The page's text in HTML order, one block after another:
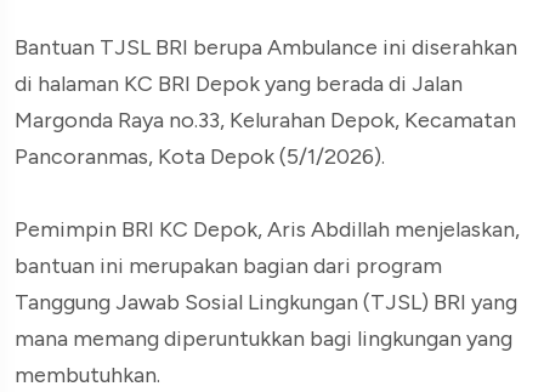
Bantuan TJSL BRI berupa Ambulance ini diserahkan
di halaman KC BRI Depok yang berada di Jalan
Margonda Raya no.33, Kelurahan Depok, Kecamatan
Pancoranmas, Kota Depok (5/1/2026).
Pemimpin BRI KC Depok, Aris Abdillah menjelaskan,
bantuan ini merupakan bagian dari program
Tanggung Jawab Sosial Lingkungan (TJSL) BRI yang
mana memang diperuntukkan bagi lingkungan yang
membutuhkan.